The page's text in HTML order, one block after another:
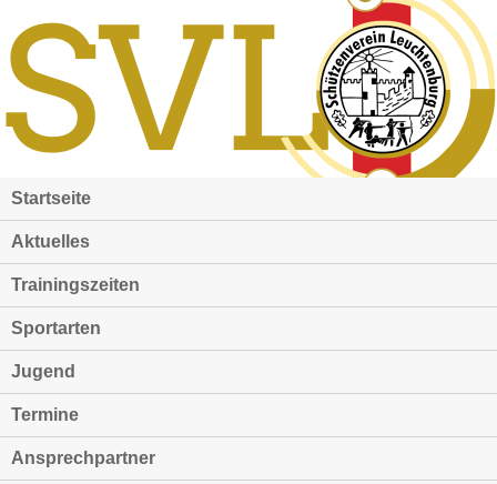
Startseite
Aktuelles
Trainingszeiten
Sportarten
Jugend
Termine
Ansprechpartner